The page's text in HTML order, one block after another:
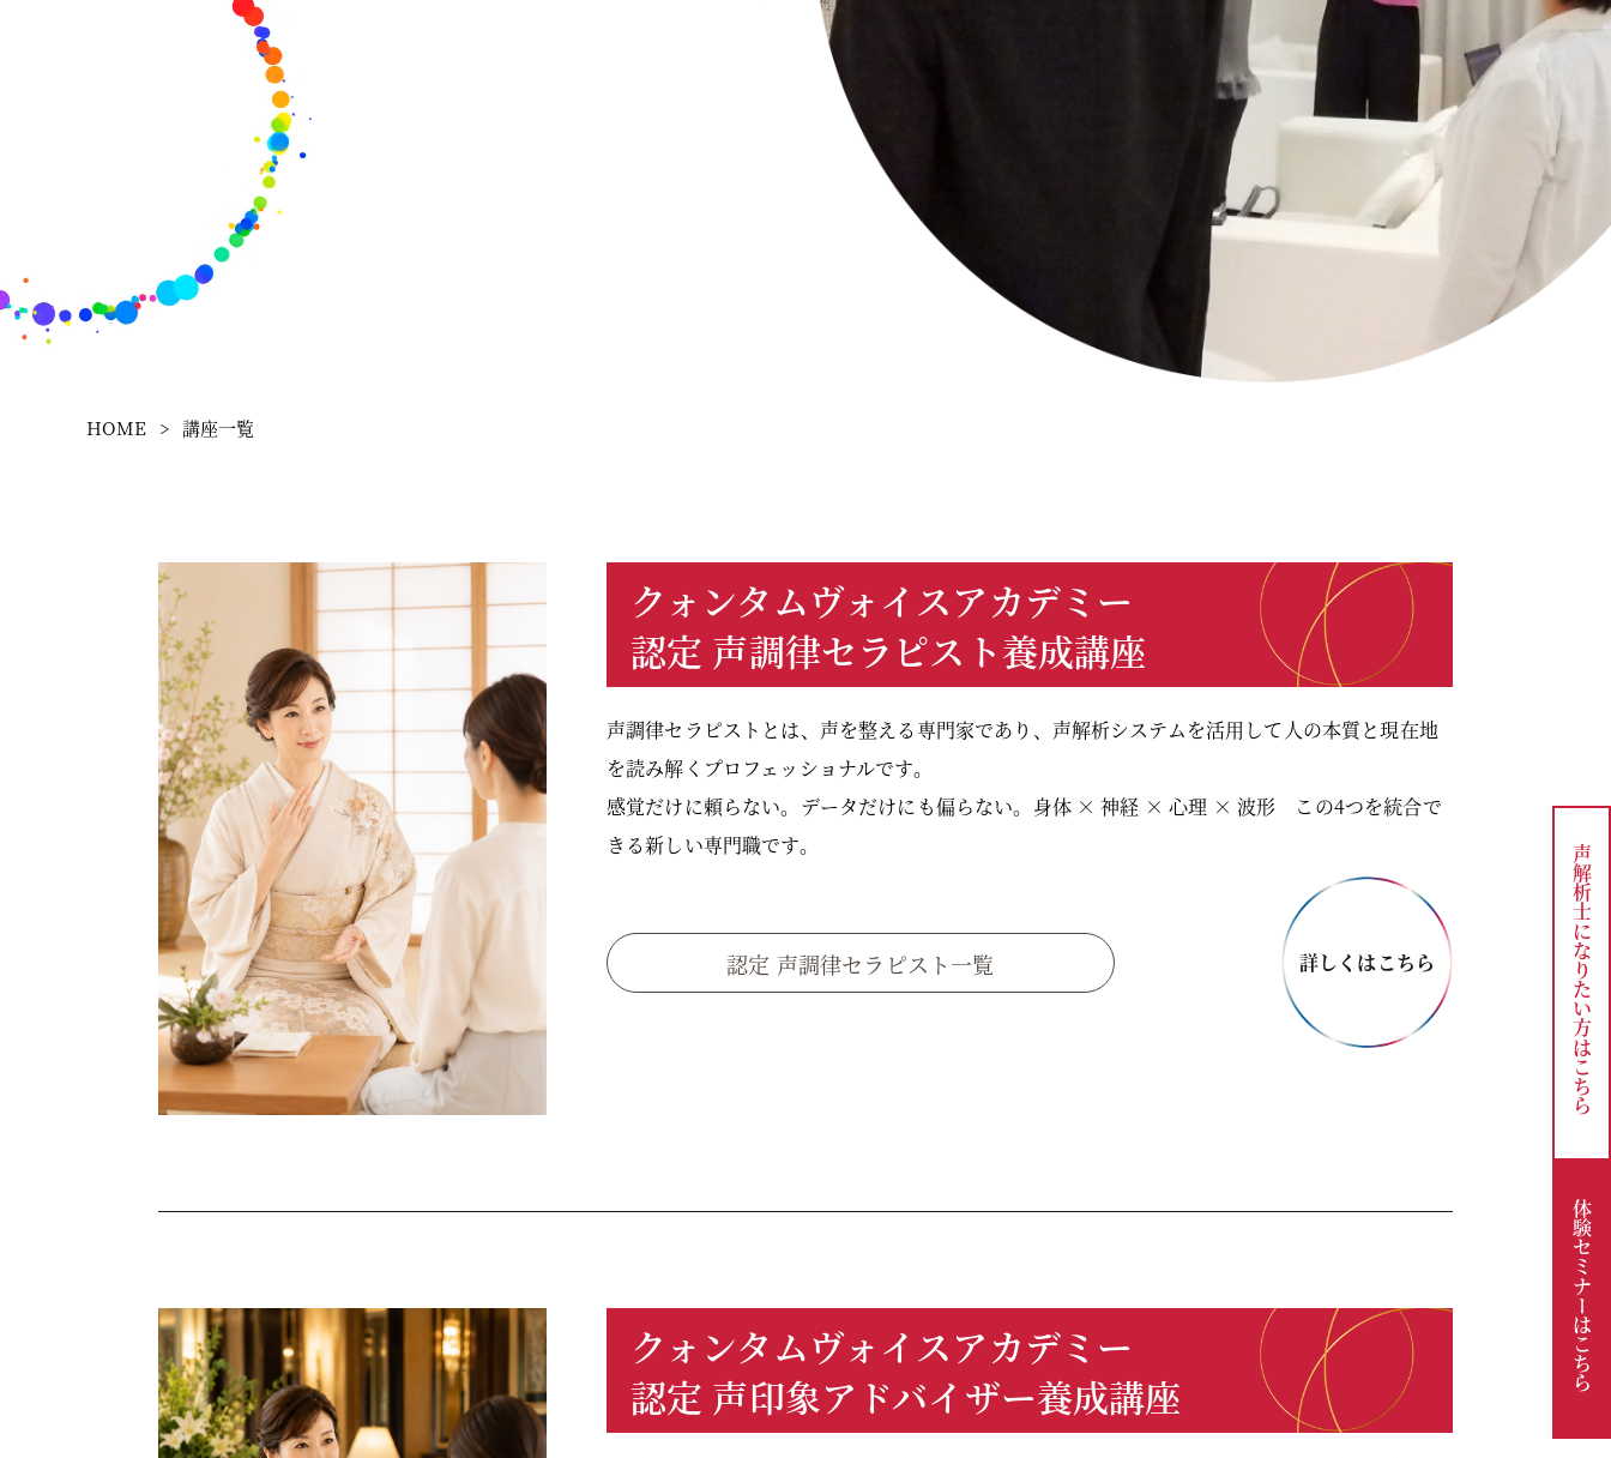
声解析士になりたい方は
こちら
体験セミナーは
こちら
HOME > 講座一覧
クォンタムヴォイスアカデミー
認定 声調律セラピスト養成講座
声調律セラピストとは、声を整える専門家であり、声解析システムを活用して人の本質と現在地
を読み解くプロフェッショナルです。
感覚だけに頼らない。データだけにも偏らない。身体 × 神経 × 心理 × 波形 この4つを統合で
きる新しい専門職です。
認定 声調律セラピスト一覧 詳しくはこちら
クォンタムヴォイスアカデミー
認定 声印象アドバイザー養成講座